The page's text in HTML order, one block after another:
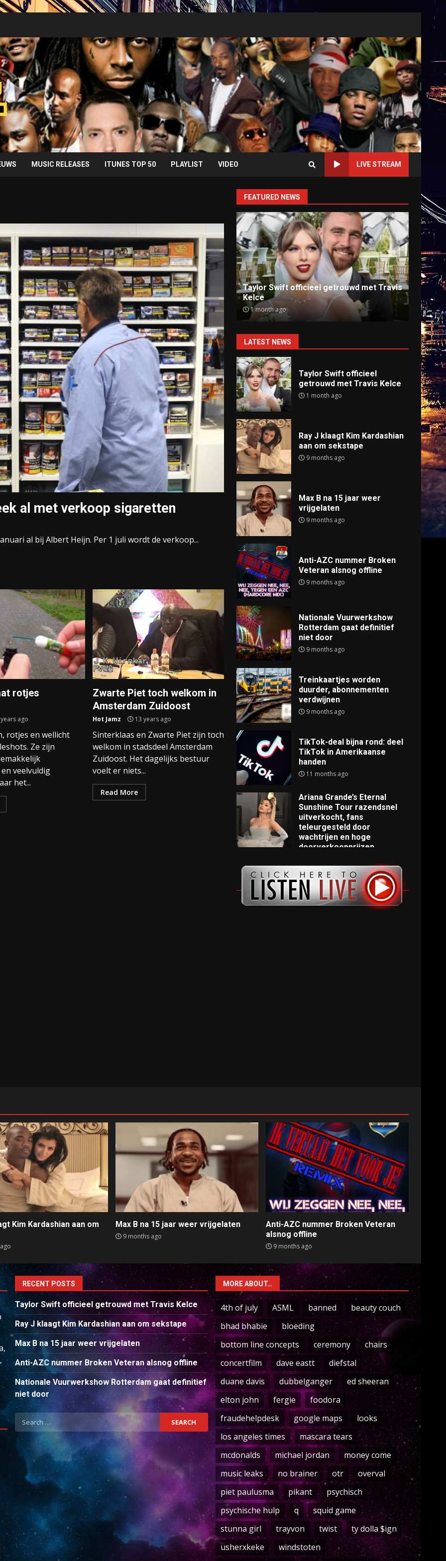
MUSIC RELEASES ITUNES TOP 50 PLAYLIST VIDEO LIVE STREAM
al met verkoop sigaretten
al bij Albert Heijn. Per 1 juli wordt de verkoop...
rotjes
ago
rotjes en wellicht
Ze zijn
veelvuldig
het...
Zwarte Piet toch welkom in
Amsterdam Zuidoost
Hot Jamz 13 years ago
Sinterklaas en Zwarte Piet zijn toch
welkom in stadsdeel Amsterdam
Zuidoost. Het dagelijks bestuur
voelt er niets...
Read More
FEATURED NEWS
Taylor Swift officieel getrouwd met Travis
Kelce
1 month ago
Ray J klaagt Kim Kardashian aan om
sekstape
9 months ago
Anti-
9
LATEST NEWS
Taylor Swift officieel
getrouwd met Travis Kelce
1 month ago
Ray J klaagt Kim Kardashian
aan om sekstape
9 months ago
Max B na 15 jaar weer
vrijgelaten
9 months ago
Anti-AZC nummer Broken
Veteran alsnog offline
9 months ago
Nationale Vuurwerkshow
Rotterdam gaat definitief
niet door
9 months ago
Treinkaartjes worden
duurder, abonnementen
verdwijnen
9 months ago
TikTok-deal bijna rond: deel
TikTok in Amerikaanse
handen
11 months ago
Ariana Grande’s Eternal
Sunshine Tour razendsnel
uitverkocht, fans
teleurgesteld door
wachtrijen en hoge
doorverkoopprijzen
Kim Kardashian aan om
Max B na 15 jaar weer vrijgelaten
9 months ago
Anti-AZC nummer Broken Veteran
alsnog offline
9 months ago
RECENT POSTS
Taylor Swift officieel getrouwd met Travis Kelce
Ray J klaagt Kim Kardashian aan om sekstape
Max B na 15 jaar weer vrijgelaten
Anti-AZC nummer Broken Veteran alsnog offline
Nationale Vuurwerkshow Rotterdam gaat definitief
niet door
Search
for:
MORE ABOUT…
4th of july ASML banned
beauty couch
bhad bhabie
bloeding
bottom line concepts
ceremony
chairs
concertfilm
dave eastt
diefstal
duane davis
dubbelganger
ed sheeran
elton john
fergie
foodora
fraudehelpdesk
google maps
looks
los angeles times
mascara tears
mcdonalds
michael jordan
money come
music leaks
no brainer otr
overval
piet paulusma
pikant
psychisch
psychische hulp
q
squid game
stunna girl
trayvon twist
ty dolla $ign
usherxkeke
windstoten